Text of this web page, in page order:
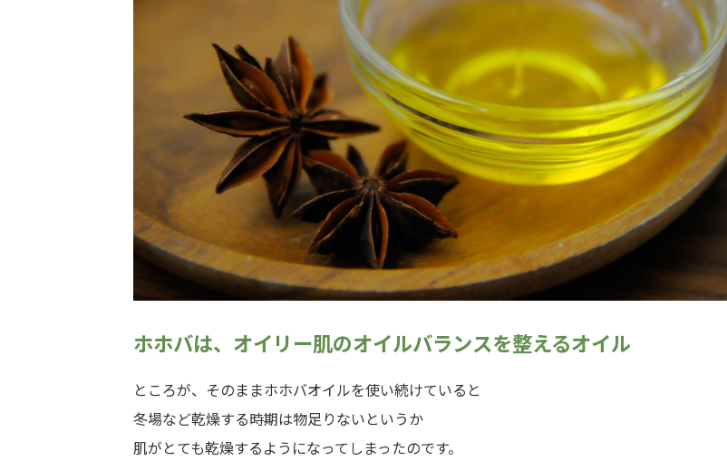
ホホバは、オイリー肌のオイルバランスを整えるオイル
ところが、そのままホホバオイルを使い続けていると
冬場など乾燥する時期は物足りないというか
肌がとても乾燥するようになってしまったのです。